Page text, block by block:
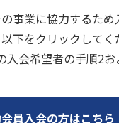
事業に協力するため
下をクリックしてく
会希望者の手順2お
員入会の方はこちら